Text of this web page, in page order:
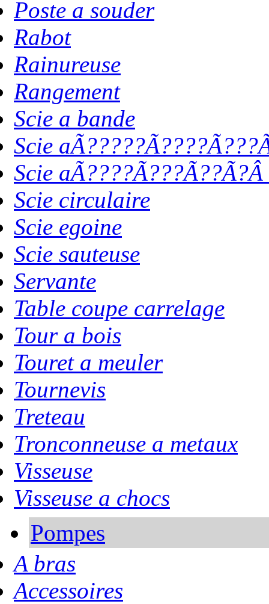
Poste a souder
Rabot
Rainureuse
Rangement
Scie a bande
Scie
Scie
Scie circulaire
Scie egoine
Scie sauteuse
Servante
Table coupe carrelage
Tour a bois
Touret a meuler
Tournevis
Treteau
Tronconneuse a metaux
Visseuse
Visseuse a chocs
Pompes
A bras
Accessoires